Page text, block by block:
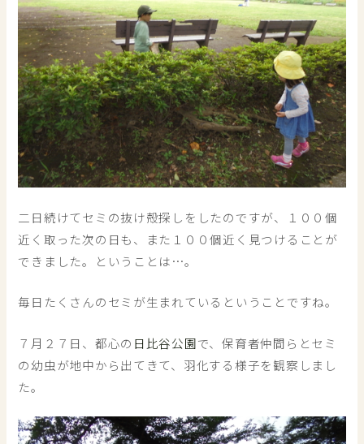
二日続けてセミの抜け殻探しをしたのですが、１００個
近く取った次の日も、また１００個近く見つけることが
できました。ということは…。
毎日たくさんのセミが生まれているということですね。
７月２７日、都心の 日比谷公園で、保育者仲間らとセミ
の幼虫が地中から出てきて、羽化する様子を観察しまし
た。